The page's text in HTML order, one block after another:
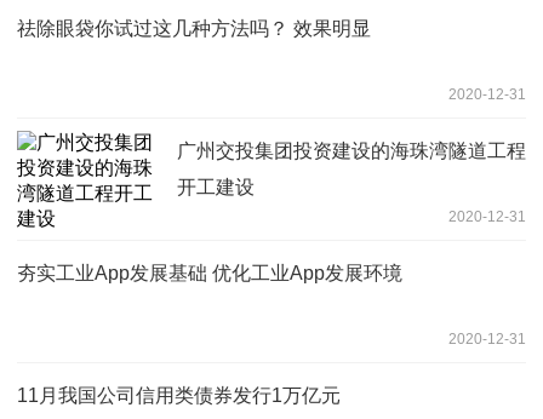
祛除眼袋你试过这几种方法吗？ 效果明显
2020-12-31
广州交投集团投资建设的海珠湾隧道工程
开工建设
2020-12-31
夯实工业App发展基础 优化工业App发展环境
2020-12-31
11月我国公司信用类债券发行1万亿元